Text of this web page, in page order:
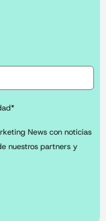
News con noticias
nuestros partners y